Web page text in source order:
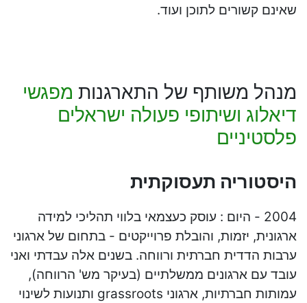
שאינם קשורים לתוכן ועוד.
מנהל משותף של התארגנות מפגשי
דיאלוג ושיתופי פעולה ישראלים
פלסטיניים
היסטוריה תעסוקתית
2004 - היום : עוסק כעצמאי בלווי תהליכי למידה
ארגונית, יזמות, והובלת פרוייקטים - בתחום של ארגוני
ערבות הדדית חברתית ורווחה. בשנים אלה עבדתי ואני
עובד עם ארגונים ממשלתיים (בעיקר מש' הרווחה),
עמותות חברתיות, ארגוני grassroots ותנועות לשינוי